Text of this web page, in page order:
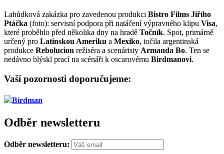
Lahůdková zakázka pro zavedenou produkci Bistro Films Jiřího
Ptáčka (foto): servisní podpora při natáčení výpravného klipu Visa,
které proběhlo před několika dny na hradě Točník. Spot, primárně
určený pro Latinskou Ameriku a Mexiko, točila argentinská
produkce Rebolucion režiséra a scenáristy Armanda Bo. Ten se
nedávno blýskl prací na scénáři k oscarovému Birdmanovi.
Vaší pozornosti doporučujeme:
Birdman
Odběr newsletteru
Odběr newsletteru: